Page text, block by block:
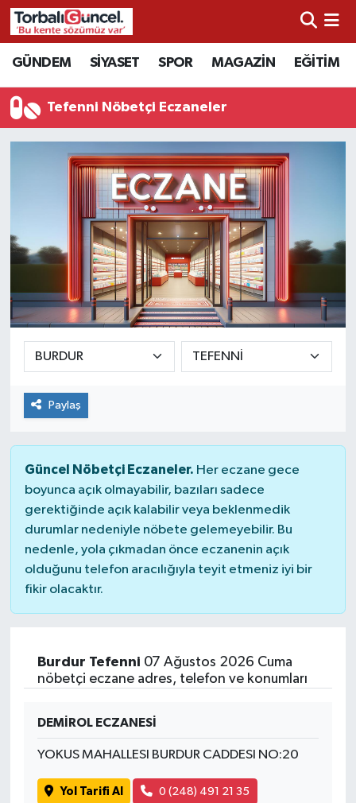
GÜNDEM SİYASET SPOR MAGAZİN EĞİTİM
Tefenni Nöbetçi Eczaneler
Paylaş
Güncel Nöbetçi Eczaneler. Her eczane gece
boyunca açık olmayabilir, bazıları sadece
gerektiğinde açık kalabilir veya beklenmedik
durumlar nedeniyle nöbete gelemeyebilir. Bu
nedenle, yola çıkmadan önce eczanenin açık
olduğunu telefon aracılığıyla teyit etmeniz iyi bir
fikir olacaktır.
Burdur Tefenni 07 Ağustos 2026 Cuma
nöbetçi eczane adres, telefon ve konumları
DEMİROL ECZANESİ
YOKUS MAHALLESI BURDUR CADDESI NO:20
Yol Tarifi Al 0 (248) 491 21 35
İzmir Nöbetçi Eczaneler
İzmir Hava Durumu
İzmir Namaz Vakitleri
İzmir Trafik Yoğunluk Haritası
Süper Lig Puan Durumu ve Fikstür
Tüm Manşetler
Son Dakika Haberleri
Haber Arşivi